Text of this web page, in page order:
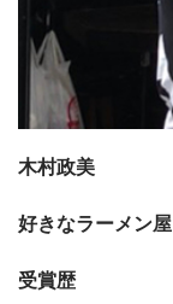
木村政美
好きなラーメン屋
受賞歴